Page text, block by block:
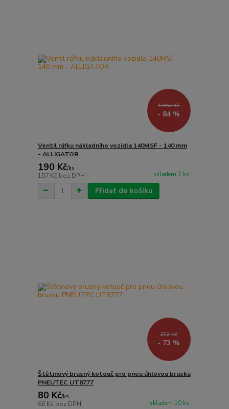
1 152 Kč
- 84 %
Ventil ráfku nákladního vozidla 140MSF - 140 mm
- ALLIGATOR
190 Kč/ks
157 Kč bez DPH skladem 2 ks
Přidat do košíku
292 Kč
- 73 %
Štětinový brusný kotouč pro pneu úhlovou brusku
PNEUTEC UT8777
80 Kč/ks
66 Kč bez DPH skladem 10 ks